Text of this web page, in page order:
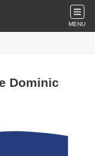
MENU
Dominic